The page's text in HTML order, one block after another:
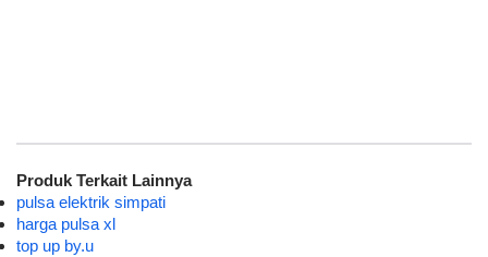
Produk Terkait Lainnya
pulsa elektrik simpati
harga pulsa xl
top up by.u